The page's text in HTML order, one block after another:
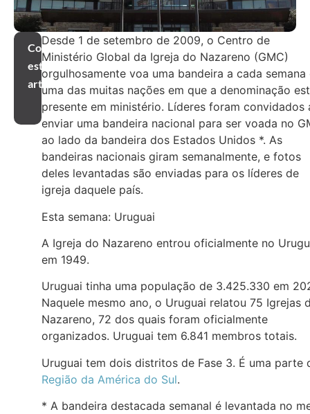
Compartilhar
este
artigo
Desde 1 de setembro de 2009, o Centro de
Ministério Global da Igreja do Nazareno (GMC)
orgulhosamente voa uma bandeira a cada semana
uma das muitas nações em que a denominação
presente em ministério. Líderes foram convidados
enviar uma bandeira nacional para ser voada no
ao lado da bandeira dos Estados Unidos *. As
bandeiras nacionais giram semanalmente, e fotos
deles levantadas são enviadas para os líderes de
igreja daquele país.
Esta semana: Uruguai
A Igreja do Nazareno entrou oficialmente no
em 1949.
Uruguai tinha uma população de 3.425.330 em
Naquele mesmo ano, o Uruguai relatou 75 Igrejas
Nazareno, 72 dos quais foram oficialmente
organizados. Uruguai tem 6.841 membros totais.
Uruguai tem dois distritos de Fase 3. É uma parte
Região da América do Sul.
* A bandeira destacada semanal é levantada no